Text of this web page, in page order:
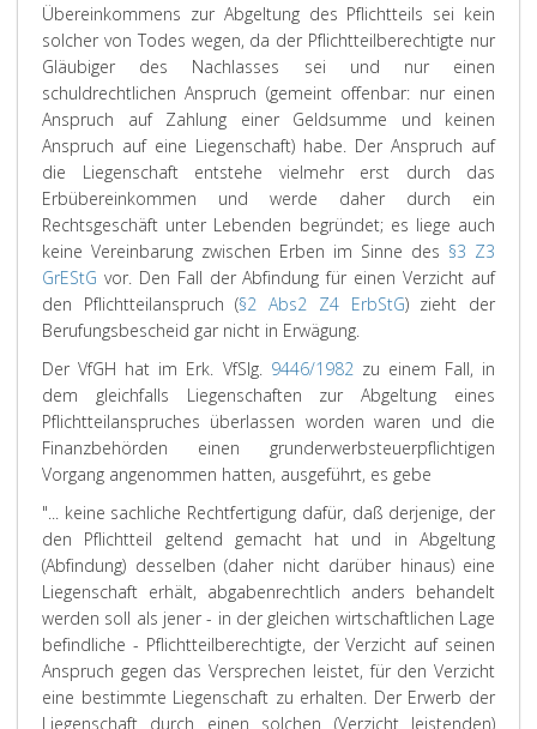
Übereinkommens zur Abgeltung des Pflichtteils sei kein
solcher von Todes wegen, da der Pflichtteilberechtigte nur
Gläubiger des Nachlasses sei und nur einen
schuldrechtlichen Anspruch (gemeint offenbar: nur einen
Anspruch auf Zahlung einer Geldsumme und keinen
Anspruch auf eine Liegenschaft) habe. Der Anspruch auf
die Liegenschaft entstehe vielmehr erst durch das
Erbübereinkommen und werde daher durch ein
Rechtsgeschäft unter Lebenden begründet; es liege auch
keine Vereinbarung zwischen Erben im Sinne des §3 Z3
GrEStG vor. Den Fall der Abfindung für einen Verzicht auf
den Pflichtteilanspruch (§2 Abs2 Z4 ErbStG) zieht der
Berufungsbescheid gar nicht in Erwägung.
Der VfGH hat im Erk. VfSlg. 9446/1982zu einem Fall, in
dem gleichfalls Liegenschaften zur Abgeltung eines
Pflichtteilanspruches überlassen worden waren und die
Finanzbehörden einen grunderwerbsteuerpflichtigen
Vorgang angenommen hatten, ausgeführt, es gebe
"... keine sachliche Rechtfertigung dafür, daß derjenige, der
den Pflichtteil geltend gemacht hat und in Abgeltung
(Abfindung) desselben (daher nicht darüber hinaus) eine
Liegenschaft erhält, abgabenrechtlich anders behandelt
werden soll als jener - in der gleichen wirtschaftlichen Lage
befindliche - Pflichtteilberechtigte, der Verzicht auf seinen
Anspruch gegen das Versprechen leistet, für den Verzicht
eine bestimmte Liegenschaft zu erhalten. Der Erwerb der
Liegenschaft durch einen solchen (Verzicht leistenden)